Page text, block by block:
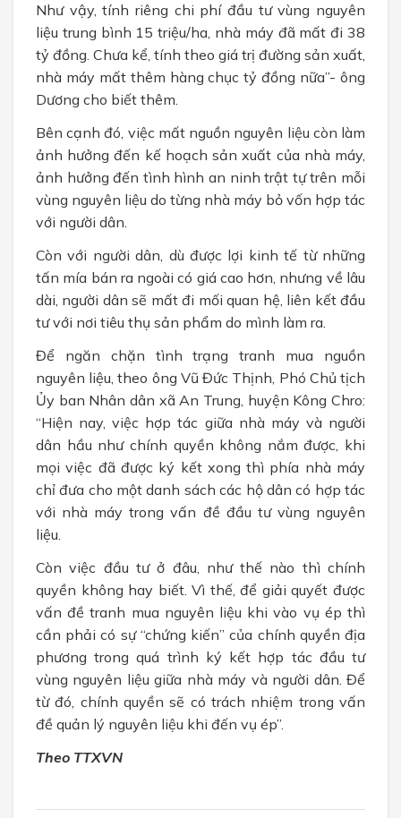
Như vậy, tính riêng chi phí đầu tư vùng nguyên
liệu trung bình 15 triệu/ha, nhà máy đã mất đi 38
tỷ đồng. Chưa kể, tính theo giá trị đường sản xuất,
nhà máy mất thêm hàng chục tỷ đồng nữa”- ông
Dương cho biết thêm.
Bên cạnh đó, việc mất nguồn nguyên liệu còn làm
ảnh hưởng đến kế hoạch sản xuất của nhà máy,
ảnh hưởng đến tình hình an ninh trật tự trên mỗi
vùng nguyên liệu do từng nhà máy bỏ vốn hợp tác
với người dân.
Còn với người dân, dù được lợi kinh tế từ những
tấn mía bán ra ngoài có giá cao hơn, nhưng về lâu
dài, người dân sẽ mất đi mối quan hệ, liên kết đầu
tư với nơi tiêu thụ sản phẩm do mình làm ra.
Để ngăn chặn tình trạng tranh mua nguồn
nguyên liệu, theo ông Vũ Đức Thịnh, Phó Chủ tịch
Ủy ban Nhân dân xã An Trung, huyện Kông Chro:
“Hiện nay, việc hợp tác giữa nhà máy và người
dân hầu như chính quyền không nắm được, khi
mọi việc đã được ký kết xong thì phía nhà máy
chỉ đưa cho một danh sách các hộ dân có hợp tác
với nhà máy trong vấn đề đầu tư vùng nguyên
liệu.
Còn việc đầu tư ở đâu, như thế nào thì chính
quyền không hay biết. Vì thế, để giải quyết được
vấn đề tranh mua nguyên liệu khi vào vụ ép thì
cần phải có sự “chứng kiến” của chính quyền địa
phương trong quá trình ký kết hợp tác đầu tư
vùng nguyên liệu giữa nhà máy và người dân. Để
từ đó, chính quyền sẽ có trách nhiệm trong vấn
đề quản lý nguyên liệu khi đến vụ ép”.
Theo TTXVN